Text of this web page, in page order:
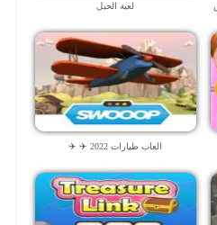
لعبة الحبل
العاب طيارات 2022 ✈️ ✈️